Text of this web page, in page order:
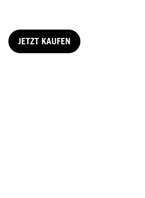
JETZT KAUFEN